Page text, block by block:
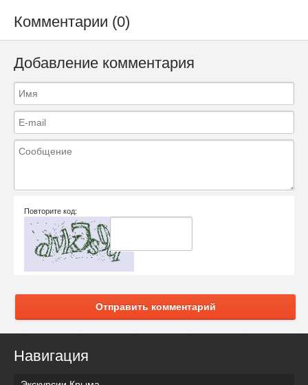
Комментарии (0)
Добавление комментария
Повторите код:
Отправить комментарий
Навигация